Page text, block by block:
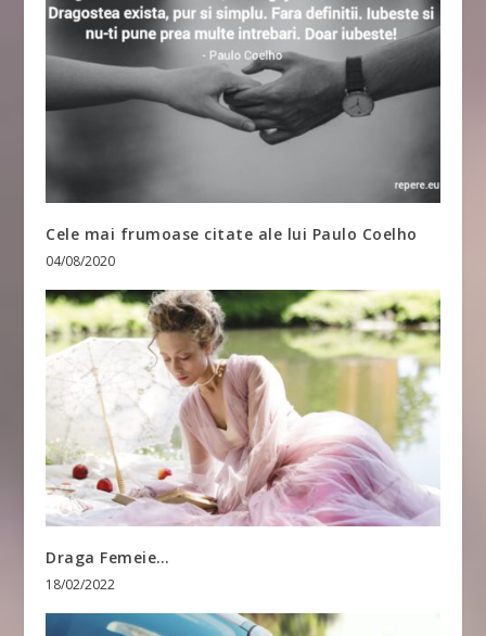
Cele mai frumoase citate ale lui Paulo Coelho
04/08/2020
Draga Femeie…
18/02/2022